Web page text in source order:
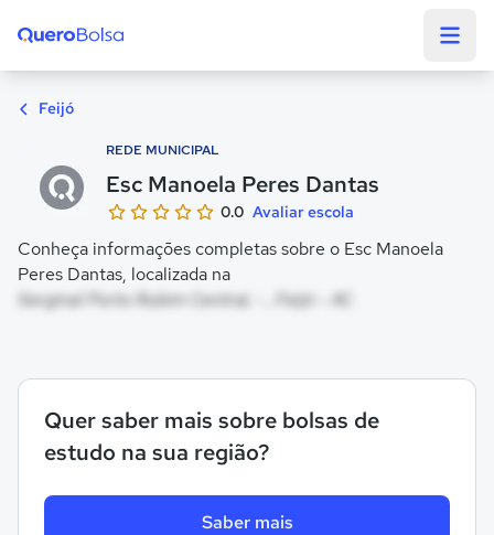
Feijó
REDE MUNICIPAL
Esc Manoela Peres Dantas
0.0 Avaliar escola
Conheça informações completas sobre o Esc Manoela
Peres Dantas, localizada na
Serginal Porto Rubim Central, - , Feijó - AC
Quer saber mais sobre bolsas de
estudo na sua região?
Saber mais